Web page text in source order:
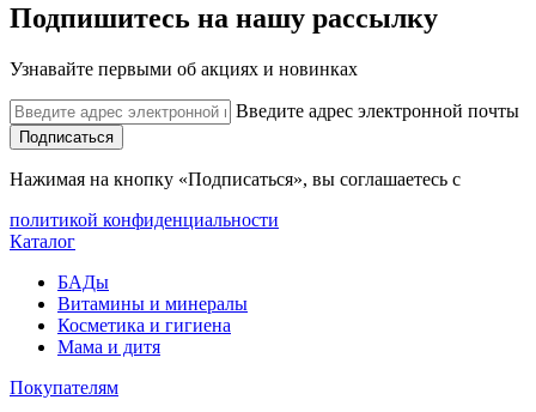
Подпишитесь на нашу рассылку
Узнавайте первыми об акциях и новинках
Введите адрес электронной почты
Подписаться
Нажимая на кнопку «Подписаться», вы соглашаетесь с
политикой конфиденциальности
Каталог
БАДы
Витамины и минералы
Косметика и гигиена
Мама и дитя
Покупателям